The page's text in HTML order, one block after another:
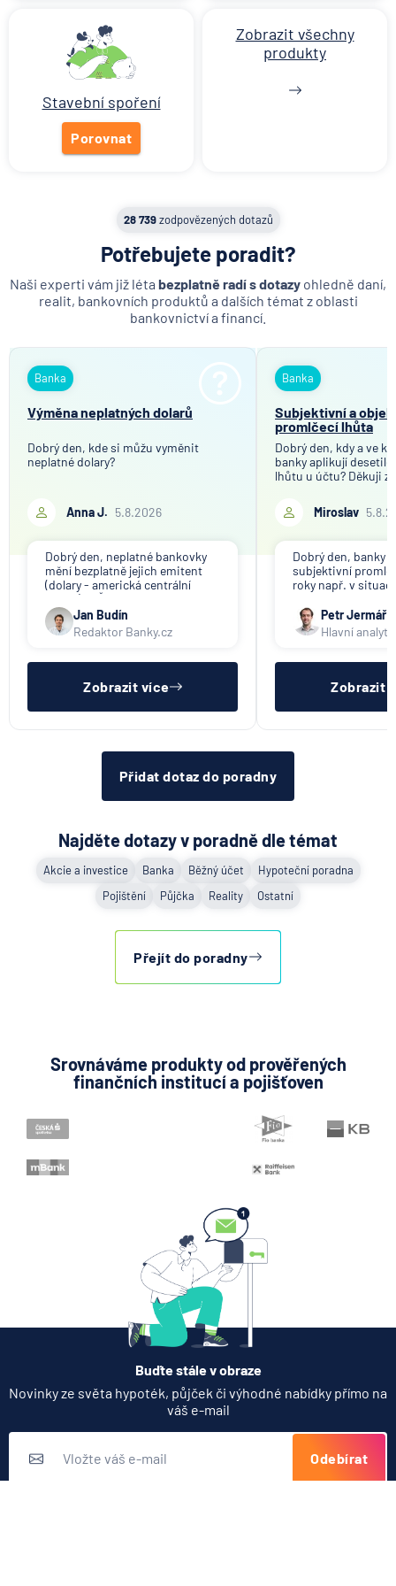
Stavební spoření
Porovnat
Zobrazit všechny
produkty
28 739zodpovězených dotazů
Potřebujete poradit?
Naši experti vám již léta bezplatně radí s dotazy ohledně daní,
realit, bankovních produktů a dalších témat z oblasti
bankovnictví a financí.
Banka
Výměna neplatných dolarů
Dobrý den, kde si můžu vyměnit
neplatné dolary?
Anna J. 5.8.2026
Dobrý den, neplatné bankovky
mění bezplatně jejich emitent
(dolary - americká centrální
banka). V ČR nikdo tuto službu
nenabízí (ani na komerční bázi).
Jan Budín
Redaktor Banky.cz
Zobrazit více
Banka
Subjektivní a
promlčecí lhůta
Dobrý den, kdy a ve
banky aplikují
lhůtu u účtu? Děkuji
Miroslav
Dobrý den, banky
subjektivní
roky např. v
výběru peněz.
promlčecí lhůta 10
aplikována
Petr Jermář
Hlavní
Zobrazit
Přidat dotaz do poradny
Najděte dotazy v poradně dle témat
Akcie a investice Banka Běžný účet
Hypoteční poradna
Pojištění
Půjčka Reality Ostatní
Přejít do poradny
Srovnáváme produkty od prověřených
finančních institucí a pojišťoven
Buďte stále v obraze
Novinky ze světa hypoték, půjček či výhodné nabídky přímo na
váš e-mail
Odebírat